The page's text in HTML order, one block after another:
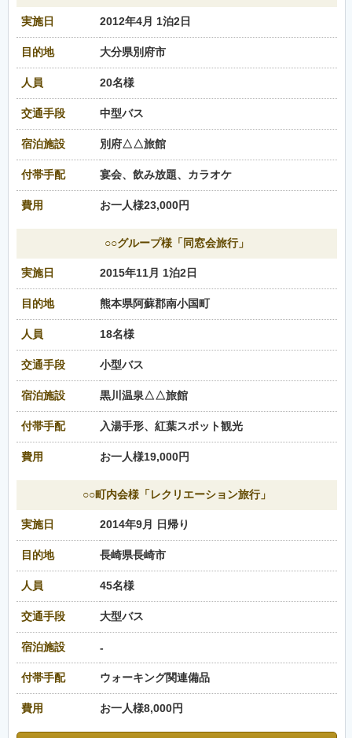
実施日 2012年4月 1泊2日
目的地 大分県別府市
人員 20名様
交通手段 中型バス
宿泊施設 別府△△旅館
付帯手配 宴会、飲み放題、カラオケ
費用 お一人様23,000円
○○グループ様「同窓会旅行」
実施日 2015年11月 1泊2日
目的地 熊本県阿蘇郡南小国町
人員 18名様
交通手段 小型バス
宿泊施設 黒川温泉△△旅館
付帯手配 入湯手形、紅葉スポット観光
費用 お一人様19,000円
○○町内会様「レクリエーション旅行」
実施日 2014年9月 日帰り
目的地 長崎県長崎市
人員 45名様
交通手段 大型バス
宿泊施設 -
付帯手配 ウォーキング関連備品
費用 お一人様8,000円